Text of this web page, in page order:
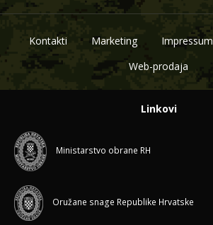
Kontakti Marketing Impressum
Web-prodaja
Linkovi
Ministarstvo obrane RH
Oružane snage Republike Hrvatske